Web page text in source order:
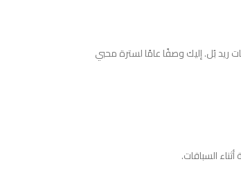
بُل. إليك وصفًا عامًا لسترة محبي